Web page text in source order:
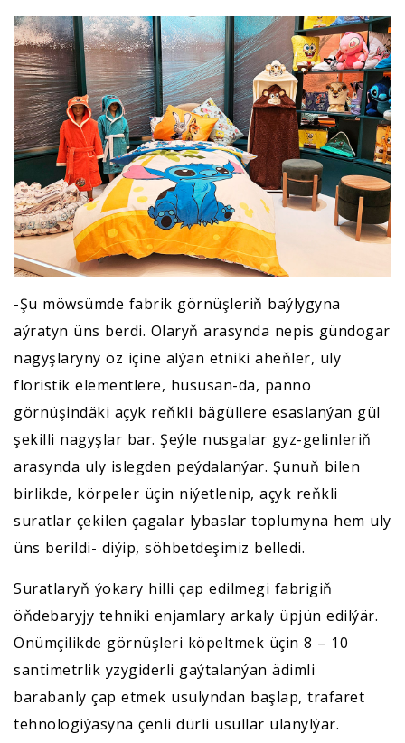
-Şu möwsümde fabrik görnüşleriň baýlygyna
aýratyn üns berdi. Olaryň arasynda nepis gündogar
nagyşlaryny öz içine alýan etniki äheňler, uly
floristik elementlere, hususan-da, panno
görnüşindäki açyk reňkli bägüllere esaslanýan gül
şekilli nagyşlar bar. Şeýle nusgalar gyz-gelinleriň
arasynda uly islegden peýdalanýar. Şunuň bilen
birlikde, körpeler üçin niýetlenip, açyk reňkli
suratlar çekilen çagalar lybaslar toplumyna hem uly
üns berildi- diýip, söhbetdeşimiz belledi.
Suratlaryň ýokary hilli çap edilmegi fabrigiň
öňdebaryjy tehniki enjamlary arkaly üpjün edilýär.
Önümçilikde görnüşleri köpeltmek üçin 8 – 10
santimetrlik yzygiderli gaýtalanýan ädimli
barabanly çap etmek usulyndan başlap, trafaret
tehnologiýasyna çenli dürli usullar ulanylýar.